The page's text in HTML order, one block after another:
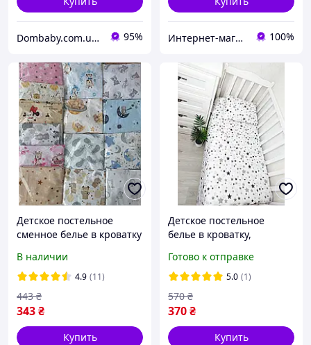
Dombaby.com.ua - интернет магазин детских товаров 95% Интернет-магазин "Crazy_Mamaz_Box" 100%
Детское постельное
сменное белье в кроватку
предметов
В наличии
4.9 (11)
343₴
443 ₴
Купить
Детское постельное
белье в кроватку,
в кроватку
Готово к отправке
5.0 (1)
370₴
570 ₴
Купить